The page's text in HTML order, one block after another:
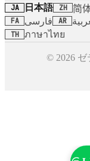
JA 日本語 ZH 简
FA فارسی AR
TH ภาษาไทย
© 2026 ゼ